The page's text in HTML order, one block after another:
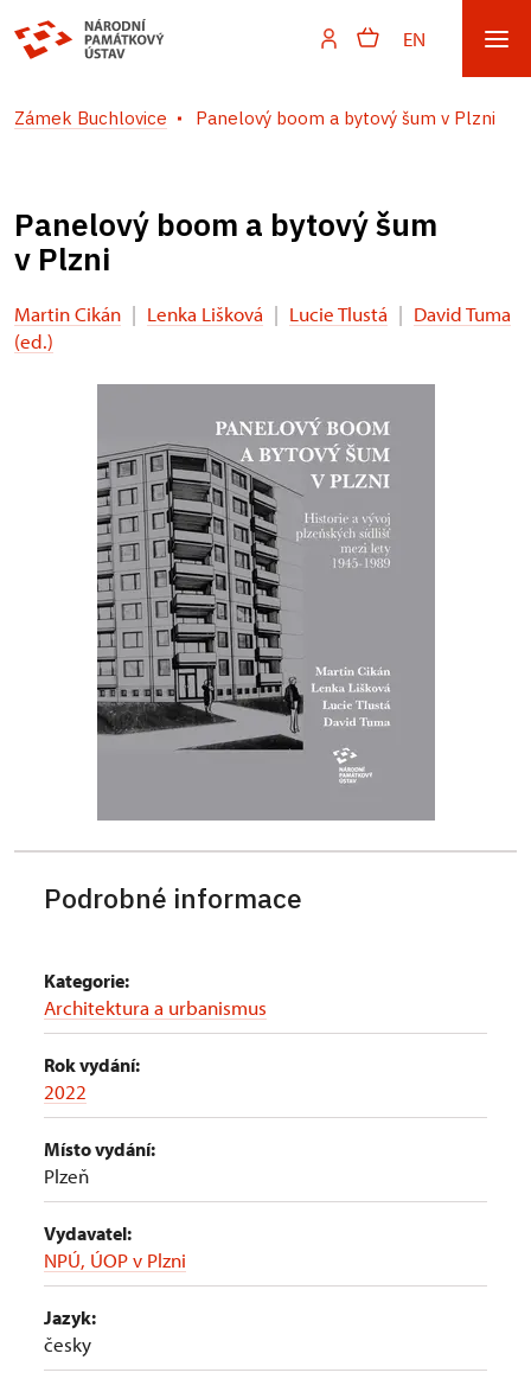
EN
Zámek Buchlovice Panelový boom a bytový šum v Plzni
Panelový boom a bytový šum
v Plzni
Martin Cikán | Lenka Lišková | Lucie Tlustá | David Tuma
(ed.)
Podrobné informace
Kategorie:
Architektura a urbanismus
Rok vydání:
2022
Místo vydání:
Plzeň
Vydavatel:
NPÚ, ÚOP v Plzni
Jazyk:
česky